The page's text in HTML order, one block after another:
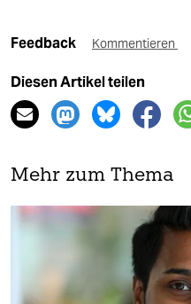
Feedback Kommentieren
Diesen Artikel teilen
Mehr zum Thema